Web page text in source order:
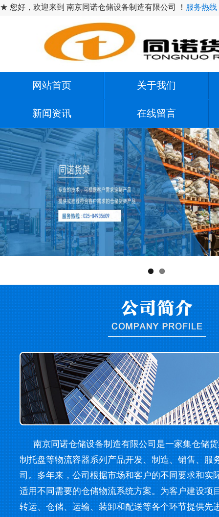
★ 您好，欢迎来到 南京同诺仓储设备制造有限公司 ！ 服务热线
网站首页 关于我们
新闻资讯 在线留言
南京同诺仓储设备制造有限公司是一家集仓储
制托盘等物流容器系列产品开发、制造、销售、服
司。多年来，公司根据市场和客户的不同要求和实
适用不同需要的仓储物流系统方案。为客户建设项
转运、仓储、运输、装卸和配送等各个环节提供先